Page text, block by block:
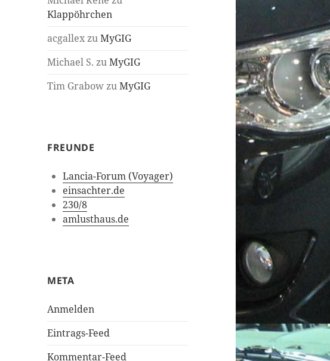
Klappöhrchen
acgallexzuMyGIG
Michael S. zuMyGIG
Tim GrabowzuMyGIG
FREUNDE
Lancia-Forum (Voyager)
einsachter.de
230/8
amlusthaus.de
META
Anmelden
Eintrags-Feed
Kommentar-Feed